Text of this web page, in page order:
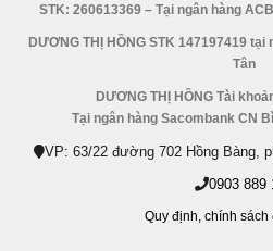
STK: 260613369 – Tại ngân hàng
DƯƠNG THỊ HỒNG STK 147197419
Tân
DƯƠNG THỊ HỒNG Tài
Tại ngân hàng Sacombank CN
VP: 63/22 đường 702 Hồng Bàng,
0903 889
Quy định, chính sách